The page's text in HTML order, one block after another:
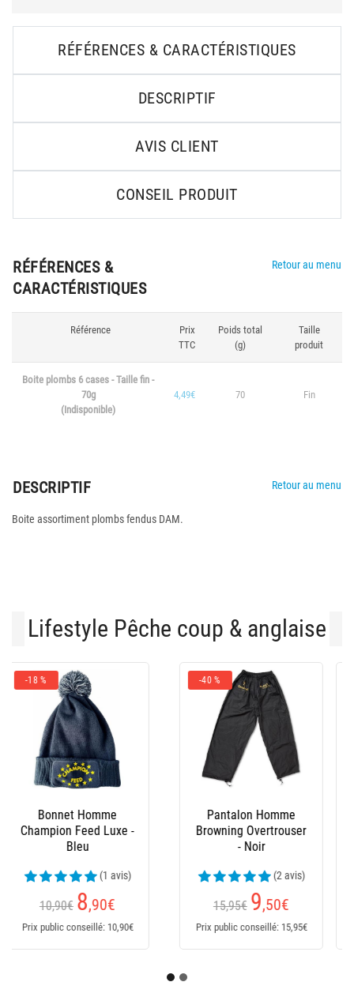
RÉFÉRENCES & CARACTÉRISTIQUES
DESCRIPTIF
AVIS CLIENT
CONSEIL PRODUIT
RÉFÉRENCES &
CARACTÉRISTIQUES
Retour au menu
Référence
Prix
TTC
Poids total
(g)
Taille
produit
Boite plombs 6 cases - Taille fin -
70g
(Indisponible)
4,49€ 70 Fin
DESCRIPTIF Retour au menu
Boite assortiment plombs fendus DAM.
Lifestyle Pêche coup & anglaise
Waders Dam
Hydroforce Nylon
Taslan
(7 avis)
Dès 71,99
Prix public conseillé: 71,99€
-15 %
Bottes Homme Dam
Flex Caoutchouc Et
Neoprene
(6 avis)
84,99€ Dès 71
Prix public conseillé: 84,99€